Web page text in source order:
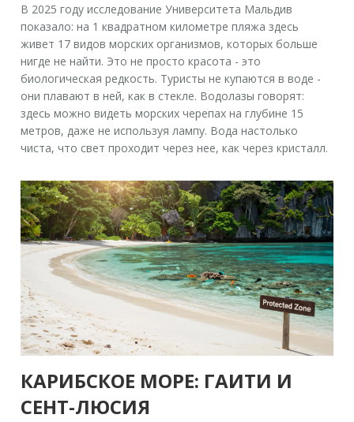
В 2025 году исследование Университета Мальдив
показало: на 1 квадратном километре пляжа здесь
живет 17 видов морских организмов, которых больше
нигде не найти. Это не просто красота - это
биологическая редкость. Туристы не купаются в воде -
они плавают в ней, как в стекле. Водолазы говорят:
здесь можно видеть морских черепах на глубине 15
метров, даже не используя лампу. Вода настолько
чиста, что свет проходит через нее, как через кристалл.
КАРИБСКОЕ МОРЕ: ГАИТИ И
СЕНТ-ЛЮСИЯ